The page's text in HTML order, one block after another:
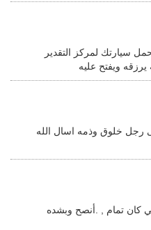
سيارتك لمركز التقدير
ويفتح عليه
رجل خلوق وذمه اسال الله
تمام , .أنصح وبشده